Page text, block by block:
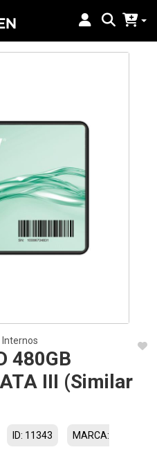
Internos
480GB
III (Similar
ID: 11343
MARCA: